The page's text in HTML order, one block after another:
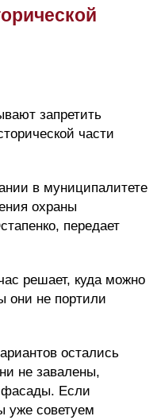
запретить
части
в муниципалитете
охраны
передает
решает, куда можно
они не портили
остались
не завалены,
фасады. Если
уже советуем